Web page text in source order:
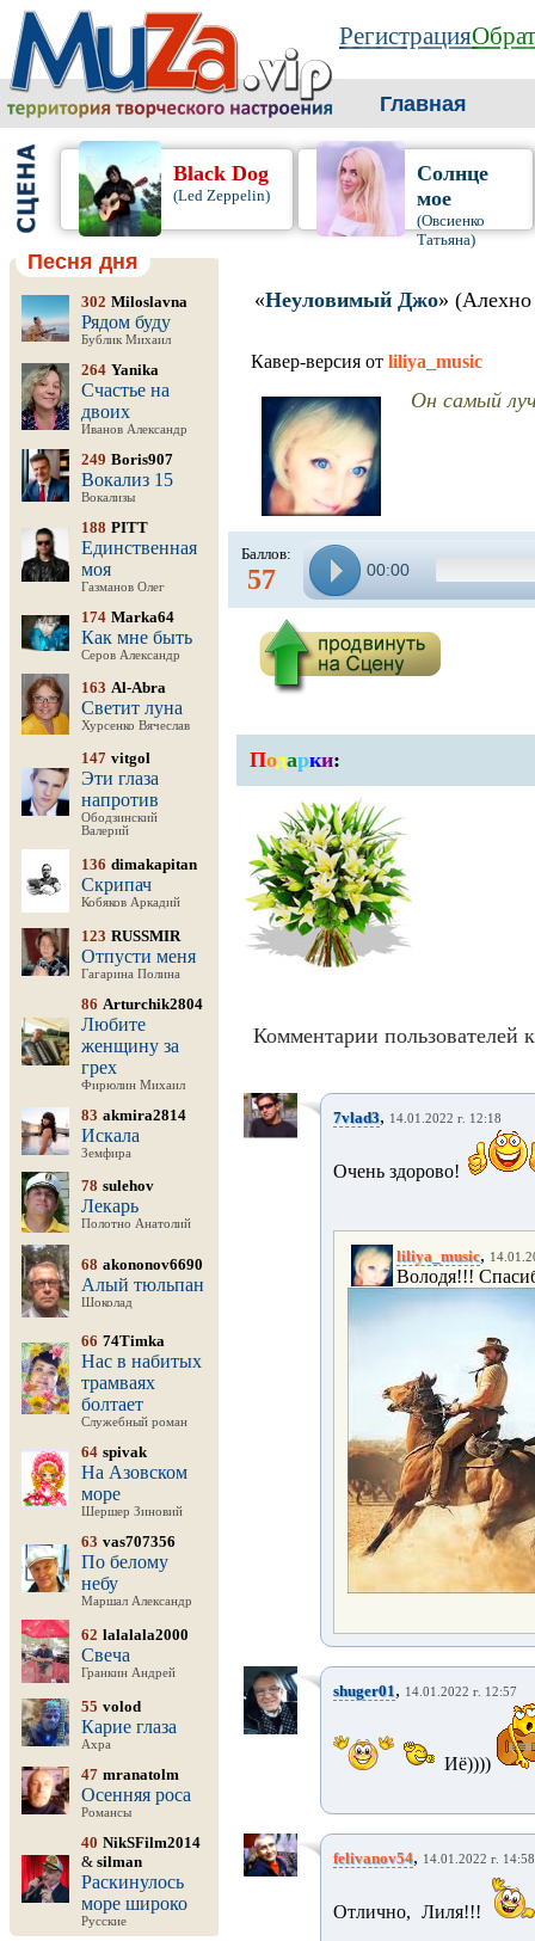
Регистрация
Главная
Black Dog
(Led Zeppelin)
Солнце
мое
(Овсиенко
Татьяна)
Песня дня
302 Miloslavna
Рядом буду
Бублик Михаил
264 Yanika
Счастье на
двоих
Иванов Александр
249 Boris907
Вокализ 15
Вокализы
188 PITT
Единственная
моя
Газманов Олег
174 Marka64
Как мне быть
Серов Александр
163 Al-Abra
Светит луна
Хурсенко Вячеслав
147 vitgol
Эти глаза
напротив
Ободзинский
Валерий
136 dimakapitan
Скрипач
Кобяков Аркадий
123 RUSSMIR
Отпусти меня
Гагарина Полина
86 Arturchik2804
Любите
женщину за
грех
Фирюлин Михаил
83 akmira2814
Искала
Земфира
78 sulehov
Лекарь
Полотно Анатолий
68 akononov6690
Алый тюльпан
Шоколад
66 74Timka
Нас в набитых
трамваях
болтает
Служебный роман
64 spivak
На Азовском
море
Шершер Зиновий
63 vas707356
По белому
небу
Маршал Александр
62 lalalala2000
Свеча
Гранкин Андрей
55 volod
Карие глаза
Ахра
47 mranatolm
Осенняя роса
Романсы
40 NikSFilm2014
& silman
Раскинулось
море широко
Русские
«Неуловимый Джо»
Кавер-версия от liliya_music
Он самый
Баллов:
57 00:00
Подарки:
Комментарии пользователей
7vlad3, 14.01.2022 г. 12:18
Очень здорово!
liliya_music,
Володя!!!
shuger01, 14.01.2022 г. 12:57
Иё))))
felivanov54, 14.01.2022 г. 14:58
Отлично, Лиля!!!